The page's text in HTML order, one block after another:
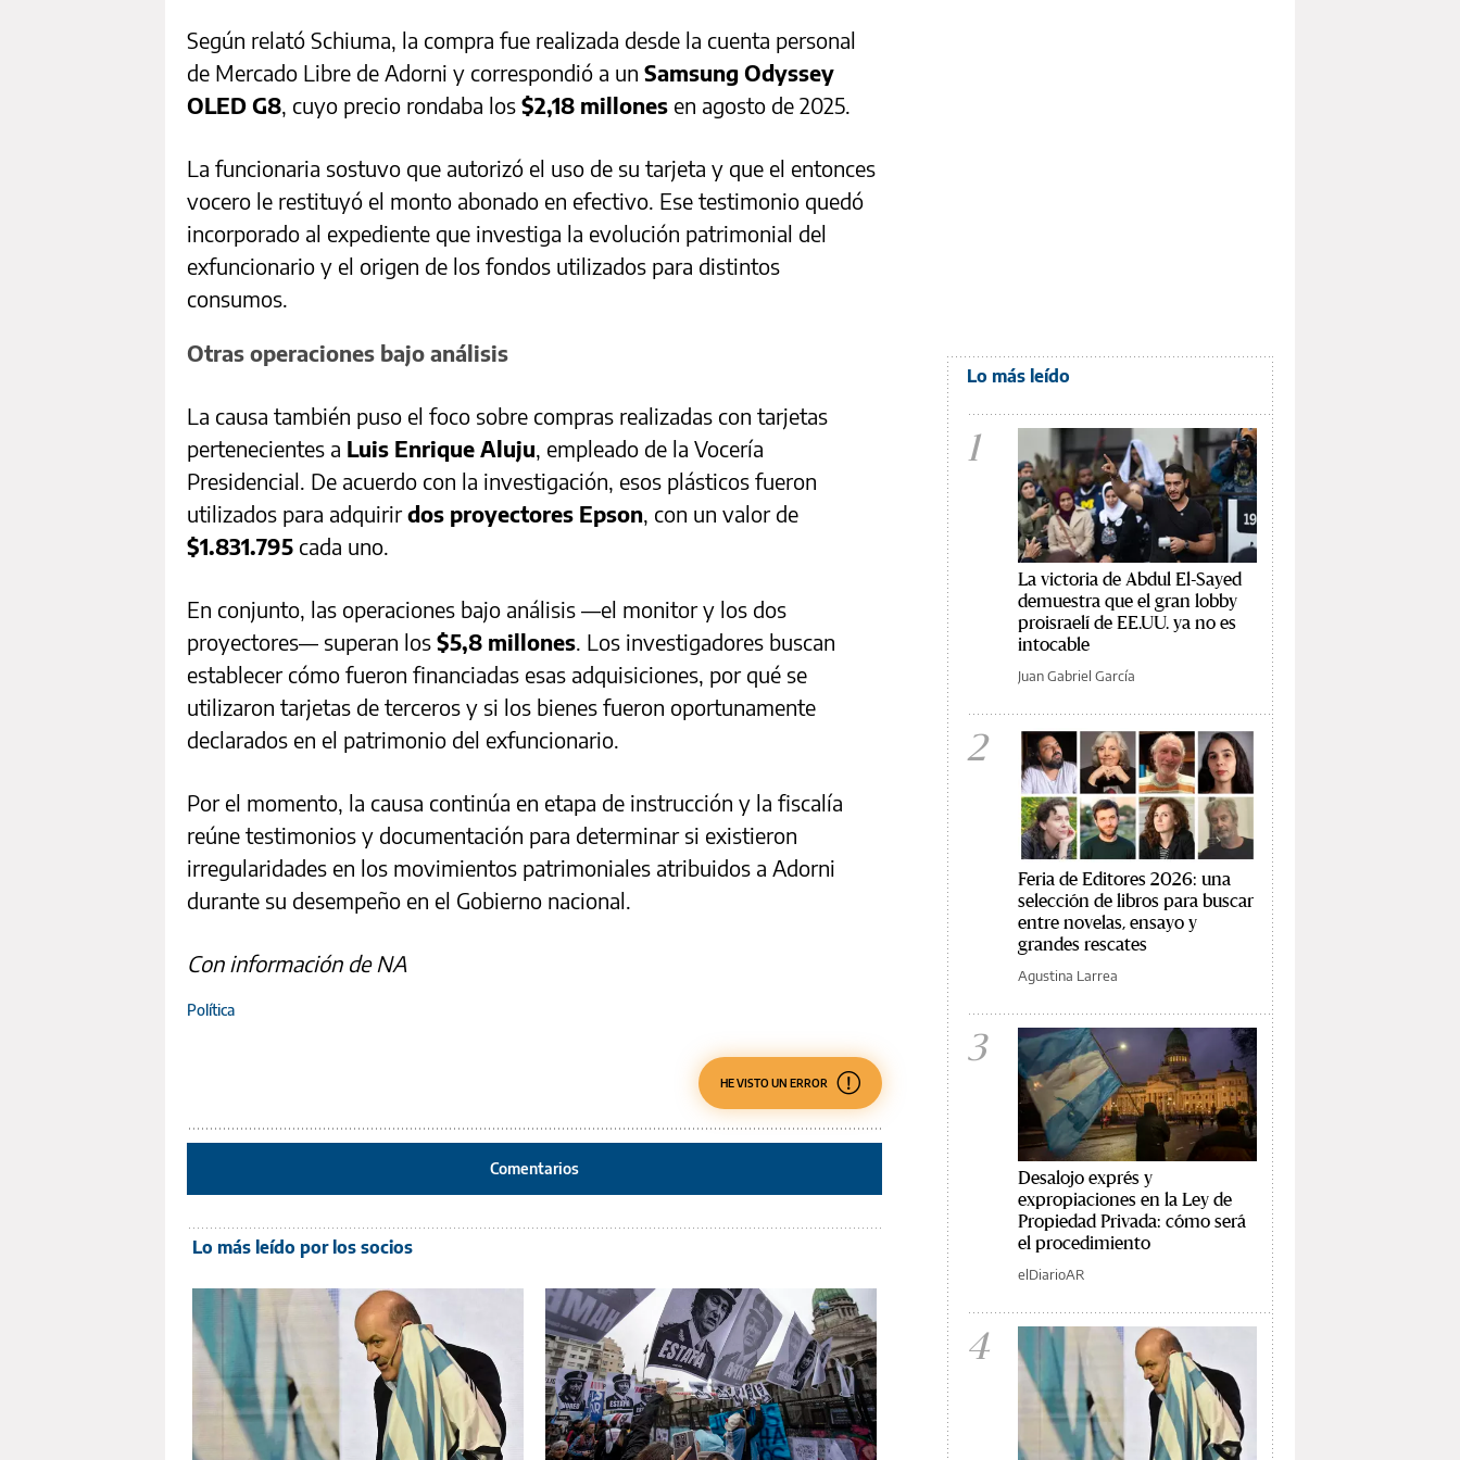
Según relató Schiuma, la compra fue realizada desde la cuenta personal
de Mercado Libre de Adorni y correspondió a un Samsung Odyssey
OLED G8, cuyo precio rondaba los $2,18 millones en agosto de 2025.
La funcionaria sostuvo que autorizó el uso de su tarjeta y que el entonces
vocero le restituyó el monto abonado en efectivo. Ese testimonio quedó
incorporado al expediente que investiga la evolución patrimonial del
exfuncionario y el origen de los fondos utilizados para distintos
consumos.
Otras operaciones bajo análisis
La causa también puso el foco sobre compras realizadas con tarjetas
pertenecientes a Luis Enrique Aluju, empleado de la Vocería
Presidencial. De acuerdo con la investigación, esos plásticos fueron
utilizados para adquirirdos proyectores Epson, con un valor de
$1.831.795 cada uno.
En conjunto, las operaciones bajo análisis —el monitor y los dos
proyectores— superan los $5,8 millones. Los investigadores buscan
establecer cómo fueron financiadas esas adquisiciones, por qué se
utilizaron tarjetas de terceros y si los bienes fueron oportunamente
declarados en el patrimonio del exfuncionario.
Por el momento, la causa continúa en etapa de instrucción y la fiscalía
reúne testimonios y documentación para determinar si existieron
irregularidades en los movimientos patrimoniales atribuidos a Adorni
durante su desempeño en el Gobierno nacional.
Con información de NA
Política
HE VISTO UN ERROR
Comentarios
Lo más leído por los socios
Lo más leído
1
La victoria de Abdul El-Sayed
demuestra que el gran lobby
proisraelí de EE.UU. ya no es
intocable
Juan Gabriel García
2
Feria de Editores 2026: una
selección de libros para buscar
entre novelas, ensayo y
grandes rescates
Agustina Larrea
3
Desalojo exprés y
expropiaciones en la Ley de
Propiedad Privada: cómo será
el procedimiento
elDiarioAR
4